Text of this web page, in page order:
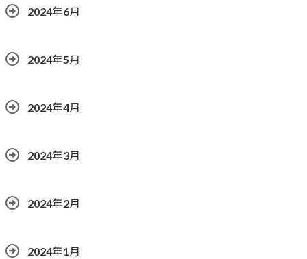
2024年6月
2024年5月
2024年4月
2024年3月
2024年2月
2024年1月